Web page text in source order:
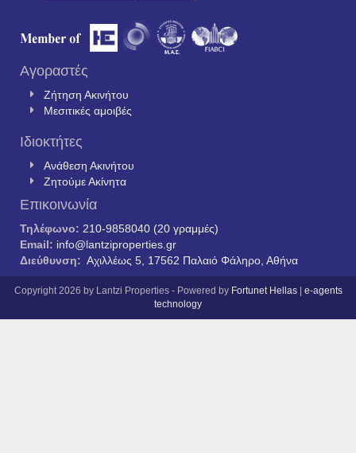
Αγοραστές
Ζήτηση Ακινήτου
Μεσιτικές αμοιβές
Ιδιοκτήτες
Ανάθεση Ακινήτου
Ζητούμε Ακίνητα
Επικοινωνία
Τηλέφωνο: 210-9858040 (20 γραμμές)
Email: info@lantziproperties.gr
Διεύθυνση: Αχιλλέως 5, 17562 Παλαιό Φάληρο, Αθήνα
Copyright 2026 by Lantzi Properties - Powered by Fortunet Hellas| e-agents
technology